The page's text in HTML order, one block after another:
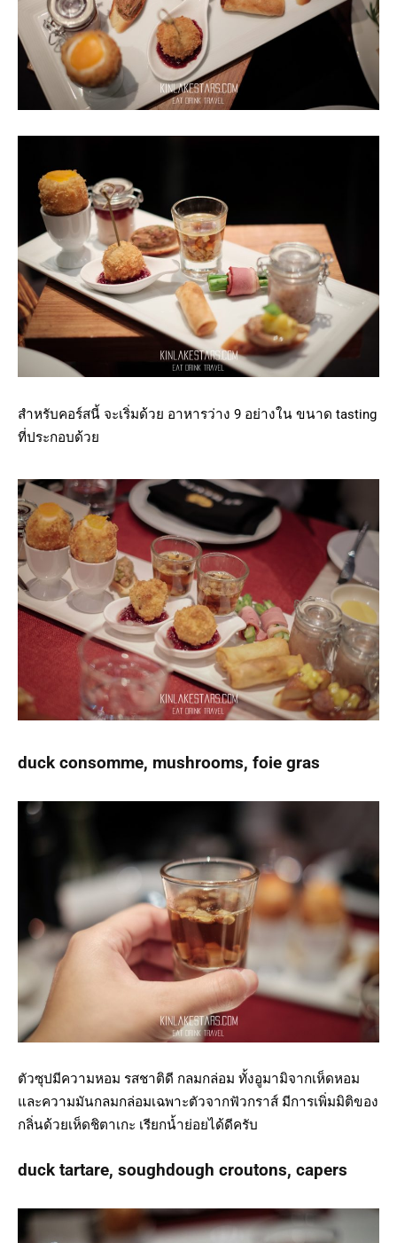
สำหรับคอร์สนี้ จะเริ่มด้วย อาหารว่าง 9 อย่างใน ขนาด tasting
ที่ประกอบด้วย
duck consomme, mushrooms, foie gras
ตัวซุปมีความหอม รสชาติดี กลมกล่อม ทั้งอูมามิจากเห็ดหอม
และความมันกลมกล่อมเฉพาะตัวจากฟัวกราส์ มีการเพิ่มมิติของ
กลิ่นด้วยเห็ดชิตาเกะ เรียกน้ำย่อยได้ดีครับ
duck tartare, soughdough croutons, capers